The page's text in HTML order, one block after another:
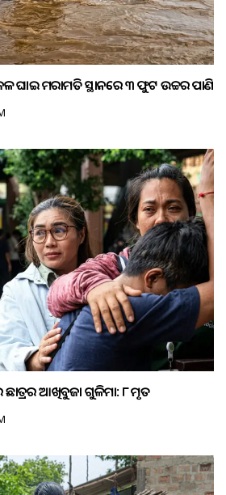
ଘାଇ ମରାମତି ସ୍ଥାନରେ ୩ ଫୁଟ ଉଚ୍ଚର ପାଣି
ଛାତ୍ରର ଆଖିବୁଜା ଗୁଳିମାଡ଼: ୮ ମୃତ